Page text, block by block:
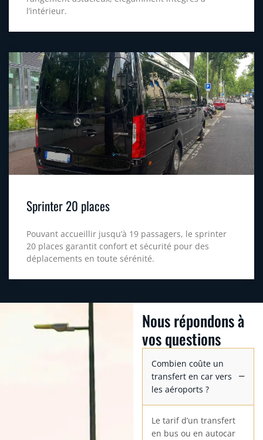
l’intérieur.
Sprinter 20 places
Pouvant accueillir jusqu’à 19 passagers, le sprinter
20 places garantit confort et sécurité pour des
déplacements en toute sérénité.
Nous répondons à
vos questions
Combien coûte un
transfert en car vers
les aéroports ?
Le tarif d’un transfert
en bus ou en autocar